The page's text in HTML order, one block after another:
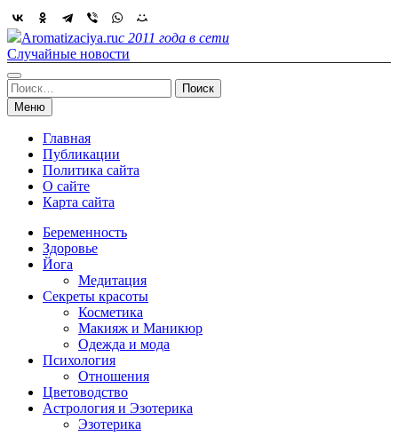
Skip
to
content
Aromatizaciya.ruс 2011 года в сети
Случайные новости
Найти:
Меню
Главная
Публикации
Политика сайта
О сайте
Карта сайта
Беременность
Здоровье
Йога
Медитация
Секреты красоты
Косметика
Макияж и Маникюр
Одежда и мода
Психология
Отношения
Цветоводство
Астрология и Эзотерика
Эзотерика